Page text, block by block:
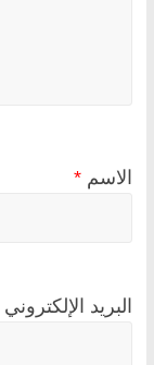
الاسم *
البريد الإلكتروني